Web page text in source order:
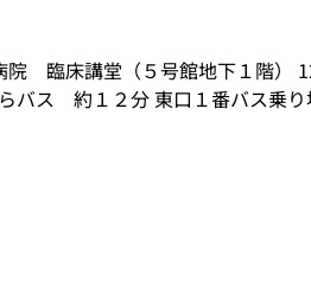
院 臨床講堂（５号館地下１階）
バス 約１２分 東口１番バス